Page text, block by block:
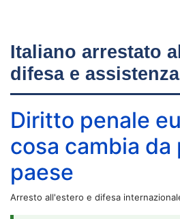
Italiano arrestato
difesa e
Diritto penale
cosa cambia da
paese
Arresto all'estero e difesa